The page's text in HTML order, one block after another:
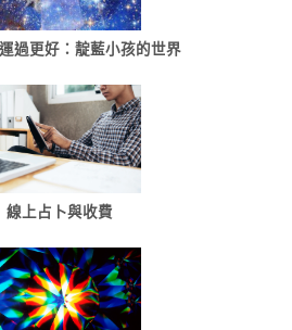
過更好：靛藍小孩的世界
線上占卜與收費